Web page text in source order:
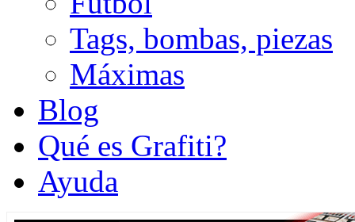
Tags, bombas, piezas
Máximas
Blog
Qué es Grafiti?
Ayuda